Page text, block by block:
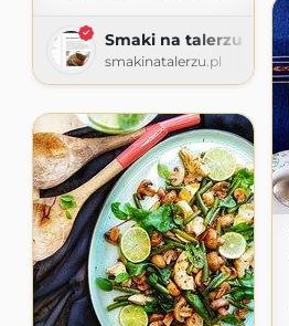
Smaki na talerzu
smakinatalerzu.pl